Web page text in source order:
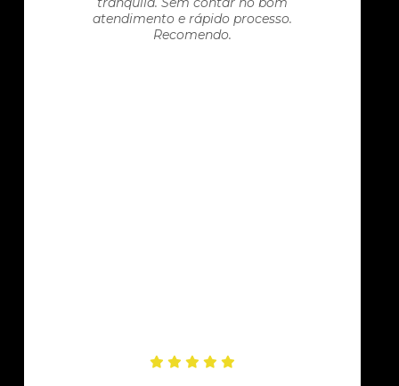
atendimento e rápido processo.
Recomendo.